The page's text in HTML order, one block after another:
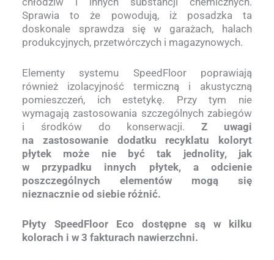
Sprawia to że powodują, iż posadzka ta
doskonale sprawdza się w garażach, halach
produkcyjnych, przetwórczych i magazynowych.
Elementy systemu SpeedFloor poprawiają
również izolacyjność termiczną i akustyczną
pomieszczeń, ich estetykę. Przy tym nie
wymagają zastosowania szczególnych zabiegów
i środków do konserwacji.Z uwagi
na zastosowanie dodatku recyklatu koloryt
płytek może nie być tak jednolity, jak
w przypadku innych płytek, a odcienie
poszczególnych elementów mogą się
nieznacznie od siebie różnić.
Płyty SpeedFloor Eco dostępne są w kilku
kolorach i w 3 fakturach nawierzchni.